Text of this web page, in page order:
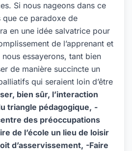
Si nous nageons dans ce
que ce paradoxe de
en une idée salvatrice pour
de l’apprenant et
essayerons, tant bien
de manière succincte un
qui seraient loin d’être
bien sûr, l’interaction
triangle pédagogique, -
des préoccupations
de l’école un lieu de loisir
d’asservissement, -Faire